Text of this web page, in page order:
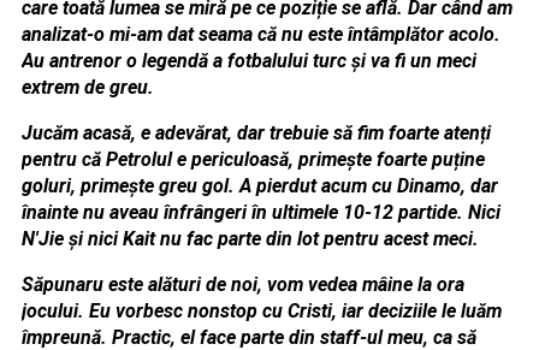
care toată lumea se miră pe ce poziție se află. Dar când am
analizat-o mi-am dat seama că nu este întâmplător acolo.
Au antrenor o legendă a fotbalului turc și va fi un meci
extrem de greu.
Jucăm acasă, e adevărat, dar trebuie să fim foarte atenți
pentru că Petrolul e periculoasă, primește foarte puține
goluri, primește greu gol. A pierdut acum cu Dinamo, dar
înainte nu aveau înfrângeri în ultimele 10-12 partide. Nici
N'Jie și nici Kait nu fac parte din lot pentru acest meci.
Săpunaru este alături de noi, vom vedea mâine la ora
jocului. Eu vorbesc nonstop cu Cristi, iar deciziile le luăm
împreună. Practic, el face parte din staff-ul meu, ca să